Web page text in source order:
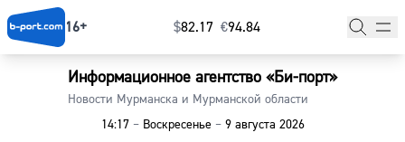
16+ $⁠82.17 €⁠94.84
Информационное агентство «Би-порт»
Новости Мурманска и Мурманской области
14:17 –Воскресенье –9 августа 2026
Главная